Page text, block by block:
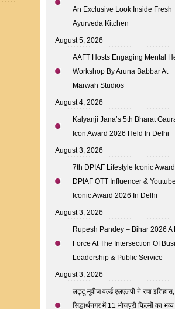
An Exclusive Look Inside Fresh
Ayurveda Kitchen
August 5, 2026
AAFT Hosts Engaging Mental
Workshop By Aruna Babbar At
Marwah Studios
August 4, 2026
Kalyanji Jana’s 5th Bharat
Icon Award 2026 Held In Delhi
August 3, 2026
7th DPIAF Lifestyle Iconic
DPIAF OTT Influencer &
Iconic Award 2026 In Delhi
August 3, 2026
Rupesh Pandey – Bihar 2026 A
Force At The Intersection Of
Leadership & Public Service
August 3, 2026
लट्टू मूवीज वर्ल्ड एलएलपी ने रचा इतिहास,
सिद्धार्थनगर में 11 भोजपुरी फिल्मों का